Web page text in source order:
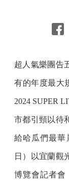
超人氣樂團告
有的年度最大
2024 SUPER
市都引頸以待
給哈瓜們最華
日）以宜蘭觀
博覽會記者會